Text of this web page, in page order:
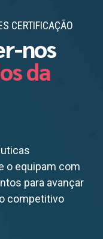
CERTIFICAÇÃO
nos
da
o equipam com
para avançar
competitivo